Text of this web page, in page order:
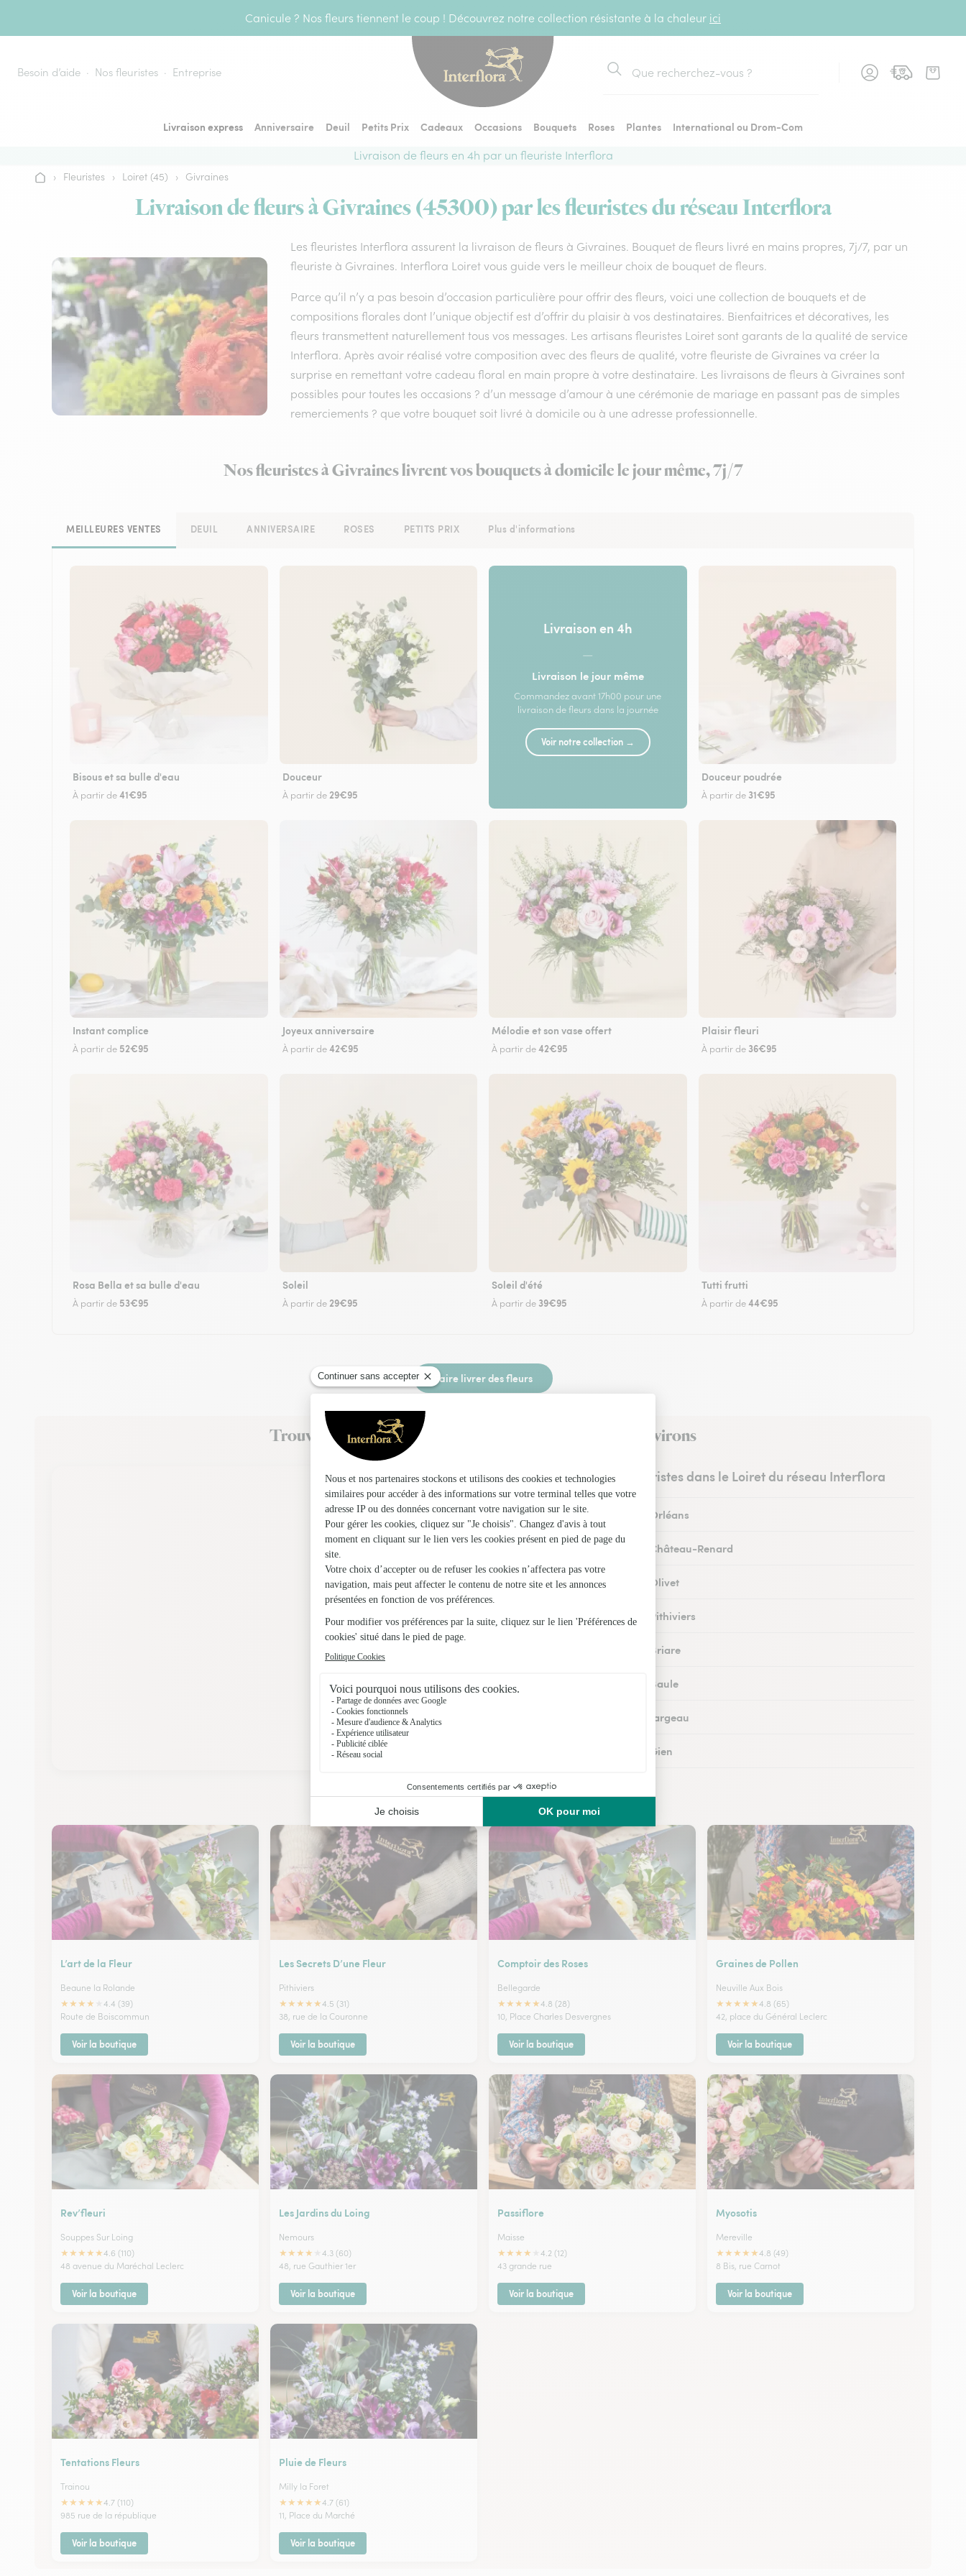
Canicule ? Nos fleurs tiennent le coup ! Découvrez notre collection résistante à la chaleur ici
Besoin d’aide Nos fleuristes Entreprise
Rechercher
Livraison express Anniversaire Deuil Petits Prix Cadeaux Occasions Bouquets Roses Plantes
International ou Drom-Com
Livraison de fleurs en 4h par un fleuriste Interflora
Accueil
› Fleuristes › Loiret (45) › Givraines
Livraison de fleurs à Givraines (45300) par les fleuristes du réseau Interflora
Les fleuristes Interflora assurent la livraison de fleurs à Givraines. Bouquet de fleurs livré en mains propres, 7j/7, par un
fleuriste à Givraines. Interflora Loiret vous guide vers le meilleur choix de bouquet de fleurs.
Parce qu’il n’y a pas besoin d’occasion particulière pour offrir des fleurs, voici une collection de bouquets et de
compositions florales dont l’unique objectif est d’offrir du plaisir à vos destinataires. Bienfaitrices et décoratives, les
fleurs transmettent naturellement tous vos messages. Les artisans fleuristes Loiret sont garants de la qualité de service
Interflora. Après avoir réalisé votre composition avec des fleurs de qualité, votre fleuriste de Givraines va créer la
surprise en remettant votre cadeau floral en main propre à votre destinataire. Les livraisons de fleurs à Givraines sont
possibles pour toutes les occasions ? d’un message d’amour à une cérémonie de mariage en passant pas de simples
remerciements ? que votre bouquet soit livré à domicile ou à une adresse professionnelle.
Nos fleuristes à Givraines livrent vos bouquets à domicile le jour même, 7j/7
MEILLEURES VENTES DEUIL ANNIVERSAIRE ROSES PETITS PRIX Plus d'informations
Bisous et sa bulle d'eau
À partir de41€95
Douceur
À partir de 29€95
Livraison en 4h
—
Livraison le jour même
Commandez avant 17h00 pour une
livraison de fleurs dans la journée
Voir notre collection →
Douceur poudrée
À partir de 31€95
Instant complice
À partir de 52€95
Joyeux anniversaire
À partir de42€95
Mélodie et son vase offert
À partir de42€95
Plaisir fleuri
À partir de 36€95
Rosa Bella et sa bulle d'eau
À partir de 53€95
Soleil
À partir de 29€95
Soleil d'été
À partir de 39€95
Tutti frutti
À partir de44€95
Faire livrer des fleurs
Trouvez un fleuriste Interflora à Givraines et dans ses environs
Les fleuristes dans le Loiret du réseau Interflora
Fleuristes à Orléans
Fleuristes à Château-Renard
Fleuristes à Olivet
Fleuristes à Pithiviers
Fleuristes à Briare
Fleuristes à Baule
Fleuristes à Jargeau
Fleuristes à Gien
Fleuristes à Courtenay
Nos fleuristes à Givraines
L’art de la Fleur
Beaune la Rolande
★★★★
4.4 (39)
Route de Boiscommun
Voir la boutique
Les Secrets D’une Fleur
Pithiviers
★★★★★4.5 (31)
38, rue de la Couronne
Voir la boutique
Comptoir des Roses
Bellegarde
★★★★★4.8 (28)
10, Place Charles Desvergnes
Voir la boutique
Graines de Pollen
Neuville Aux Bois
★★★★★4.8 (65)
42, place du Général Leclerc
Voir la boutique
Rev’fleuri
Souppes Sur Loing
★★★★★4.6 (110)
48 avenue du Maréchal Leclerc
Voir la boutique
Les Jardins du Loing
Nemours
★★★★
4.3 (60)
48, rue Gauthier 1er
Voir la boutique
Passiflore
Maisse
★★★★
4.2 (12)
43 grande rue
Voir la boutique
Myosotis
Mereville
★★★★★4.8 (49)
8 Bis, rue Carnot
Voir la boutique
Tentations Fleurs
Trainou
★★★★★4.7 (110)
985 rue de la république
Voir la boutique
Pluie de Fleurs
Milly la Foret
★★★★★4.7 (61)
11, Place du Marché
Voir la boutique